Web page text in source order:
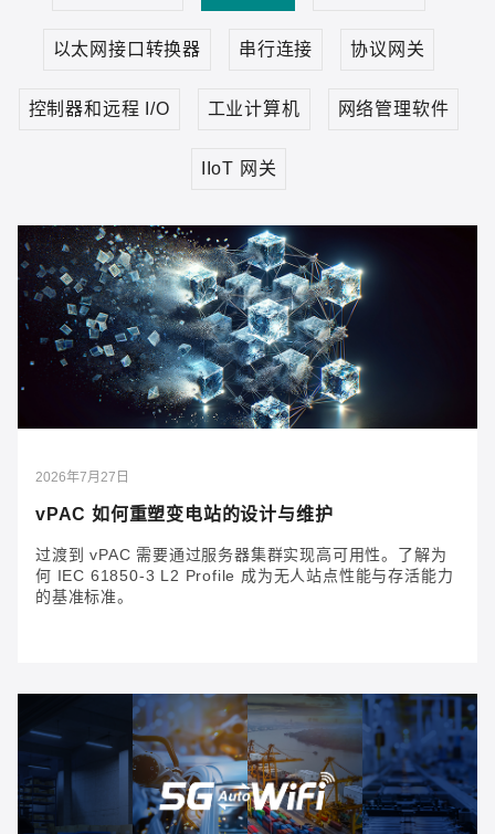
Cyber Resilience Act
以太网接口转换器 串行连接 协议网关
控制器和远程 I/O 工业计算机 网络管理软件
IIoT 网关
智能制造 轨道交通 电力 油气 海事
智能交通
2026年7月27日
vPAC 如何重塑变电站的设计与维护
过渡到 vPAC 需要通过服务器集群实现高可用性。了解为
何 IEC 61850-3 L2 Profile 成为无人站点性能与存活能力
的基准标准。
2026年7月27日
vPAC 如何重塑变电站的设计与维护
过渡到 vPAC 需要通过服务器集群实现高可用性。了解